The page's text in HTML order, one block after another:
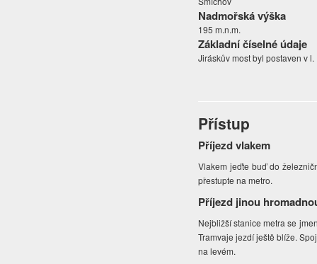
Nadmořská výška
195 m.n.m.
Základní číselné údaje
Jiráskův most byl postaven v
Přístup
Příjezd vlakem
Vlakem jeďte buď do
přestupte na metro.
Příjezd jinou
Nejbližší stanice metra se
Tramvaje jezdí ještě blíže.
na levém.